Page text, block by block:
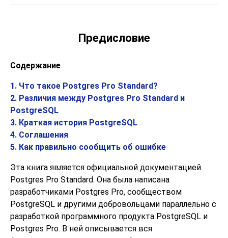
Предисловие
Содержание
1. Что такое Postgres Pro Standard?
2. Различия между Postgres Pro Standard и
PostgreSQL
3. Краткая история PostgreSQL
4. Соглашения
5. Как правильно сообщить об ошибке
Эта книга является официальной документацией
Postgres Pro Standard. Она была написана
разработчиками Postgres Pro, сообществом
PostgreSQL и другими добровольцами параллельно с
разработкой программного продукта PostgreSQL и
Postgres Pro. В ней описывается вся